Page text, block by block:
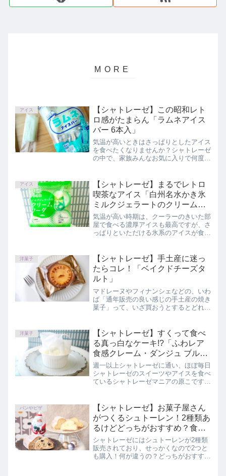
アイス
【シャトレーゼ】この昭和レト
ロ感がたまらん「ラムネアイス
バー 6本入」
気温が高いときはさっぱりとしたアイス
を食べたくなりませんか？シャトレーゼ
の中で、家族みんなお気に入りで何度も
は、「ラムネアイスバー 6本入」を正直
にレビューしています。
アイス
【シャトレーゼ】まるでレトロ
喫茶なアイス「白州名水かき氷
ミルクジェラートのクリームソ
ーダ 4個入」
気温が高い時期は、クーラーのきいた部
屋で食べる濃厚アイスも最高ですが、さ
っぱりといただける氷系のアイスが食べ
ラートのクリームソーダ 4個入」を正直
にレビューしています。
洋菓子
【シャトレーゼ】手土産に迷っ
たらコレ！「ベイクドチーズタ
ルト」
マドレーヌやフィナンシェなどの、いわ
ば「通年販売の良い感じの手土産の焼き
菓子」って、いざ買おうとするとどれに
では、シャトレーゼ「ベイクドチーズタ
ルト」を正直にレビューしています。
洋菓子
【シャトレーゼ】すくって食べ
る真っ白なケーキ!?「ふわレア
食感クレーム・ダンジュ ブルー
ベリー」
週一以上シャトレーゼに通い、ほぼ毎日
シャトレーゼのスイーツやアイスを食べ
ているシャトレーゼマニアの原こです。
な海外風インテリアに憧れています。シ
ャトレーゼのショーケース...
パンやピザ
【シャトレーゼ】お菓子屋さん
がつくるシュトーレン！2種類あ
るけどどっちがおすすめ？食べ
比べレビュー
シャトレーゼにはシュトーレンが2種類
販売されており、せっかくなので2つと
も購入！何が違うの？どっちがおすす